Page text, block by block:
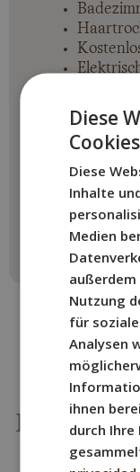
Telefon
Minibar
Safe
Zugang
Buche das
Diese
Diese
Inhalte
Medien
Nutzung
für
Analysen
ihnen
durch